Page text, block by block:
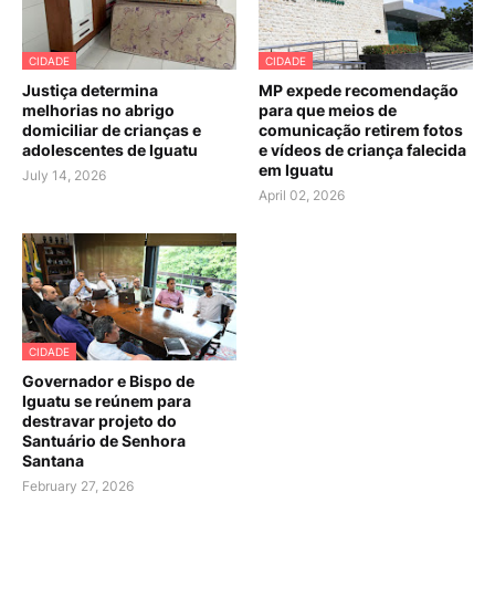
CIDADE
Justiça determina
melhorias no abrigo
domiciliar de crianças e
adolescentes de Iguatu
July 14, 2026
CIDADE
MP expede recomendação
para que meios de
comunicação retirem fotos
e vídeos de criança falecida
em Iguatu
April 02, 2026
CIDADE
Governador e Bispo de
Iguatu se reúnem para
destravar projeto do
Santuário de Senhora
Santana
February 27, 2026